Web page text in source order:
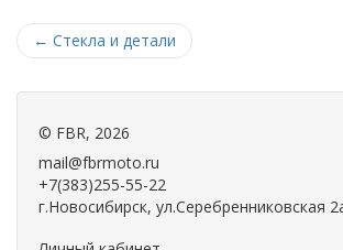
← Стекла и детали
© FBR, 2026
mail@fbrmoto.ru
+7(383)255-55-22
г.Новосибирск, ул.Серебренниковская